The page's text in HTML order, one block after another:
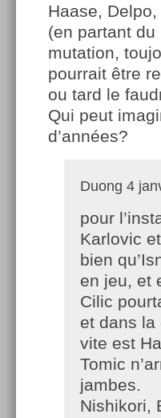
Haase,
(en partant du
mutation,
pourrait être
ou tard le
Qui peut
d’années?
Duong 4
pour
Karlovic
bien
en jeu, et
Cilic
et dans la
vite est
Tomic
jambes.
Nishikori,